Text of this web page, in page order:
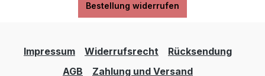
Bestellung widerrufen
Impressum Widerrufsrecht
Rücksendung
AGB
Zahlung und Versand